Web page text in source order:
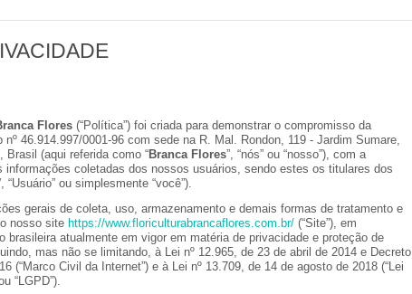
Flores (“Política”) foi criada para demonstrar o compromisso da
46.914.997/0001-96 com sede na R. Mal. Rondon, 119 - Jardim Sumare,
Brasil (aqui referida como “Branca Flores”, “nós” ou “nosso”), com a
informações coletadas dos nossos usuários, sendo estes os titulares dos
ou simplesmente “você”).
gerais de coleta, uso, armazenamento e demais formas de tratamento e
nosso site https://www.floriculturabrancaflores.com.br/ (“Site”), em
brasileira atualmente em vigor em matéria de privacidade e proteção de
mas não se limitando, à Lei nº 12.965, de 23 de abril de 2014 e Decreto
(“Marco Civil da Internet”) e à Lei nº 13.709, de 14 de agosto de 2018 (“Lei
“LGPD”).